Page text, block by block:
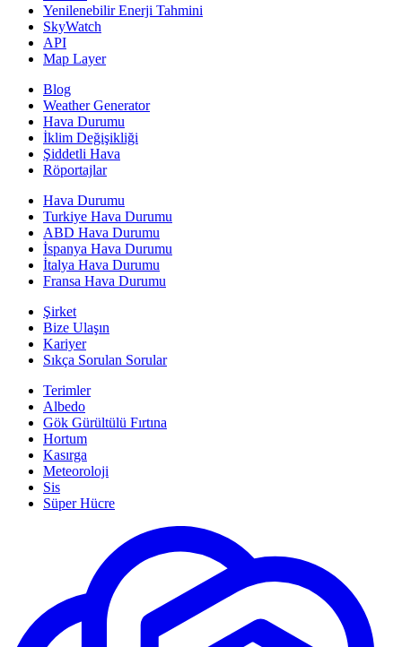
Yenilenebilir Enerji Tahmini
SkyWatch
API
Map Layer
Blog
Weather Generator
Hava Durumu
İklim Değişikliği
Şiddetli Hava
Röportajlar
Hava Durumu
Turkiye Hava Durumu
ABD Hava Durumu
İspanya Hava Durumu
İtalya Hava Durumu
Fransa Hava Durumu
Şirket
Bize Ulaşın
Kariyer
Sıkça Sorulan Sorular
Terimler
Albedo
Gök Gürültülü Fırtına
Hortum
Kasırga
Meteoroloji
Sis
Süper Hücre